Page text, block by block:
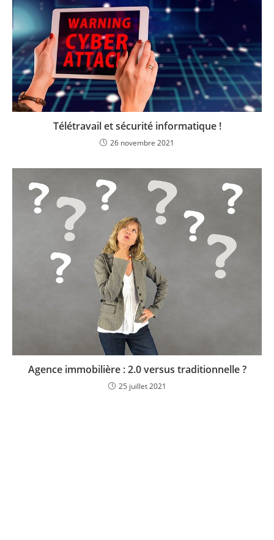
Télétravail et sécurité informatique !
26 novembre 2021
Agence immobilière : 2.0 versus traditionnelle ?
25 juillet 2021